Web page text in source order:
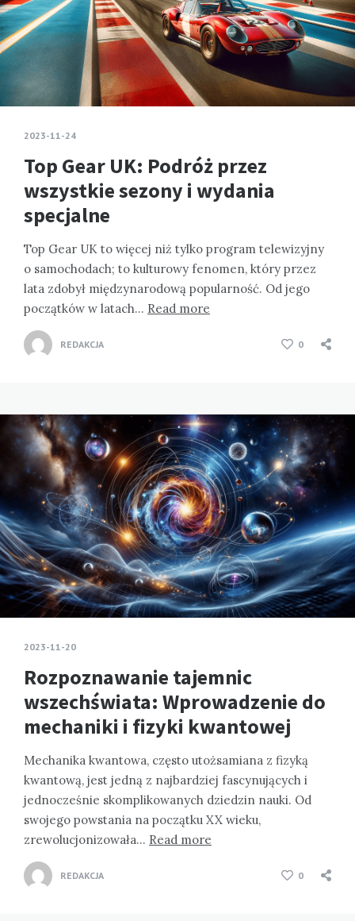
2023-11-24
Top Gear UK: Podróż przez
wszystkie sezony i wydania
specjalne
Top Gear UK to więcej niż tylko program telewizyjny
o samochodach; to kulturowy fenomen, który przez
lata zdobył międzynarodową popularność. Od jego
początków w latach… Read more
REDAKCJA 0
2023-11-20
Rozpoznawanie tajemnic
wszechświata: Wprowadzenie do
mechaniki i fizyki kwantowej
Mechanika kwantowa, często utożsamiana z fizyką
kwantową, jest jedną z najbardziej fascynujących i
jednocześnie skomplikowanych dziedzin nauki. Od
swojego powstania na początku XX wieku,
zrewolucjonizowała… Read more
REDAKCJA 0